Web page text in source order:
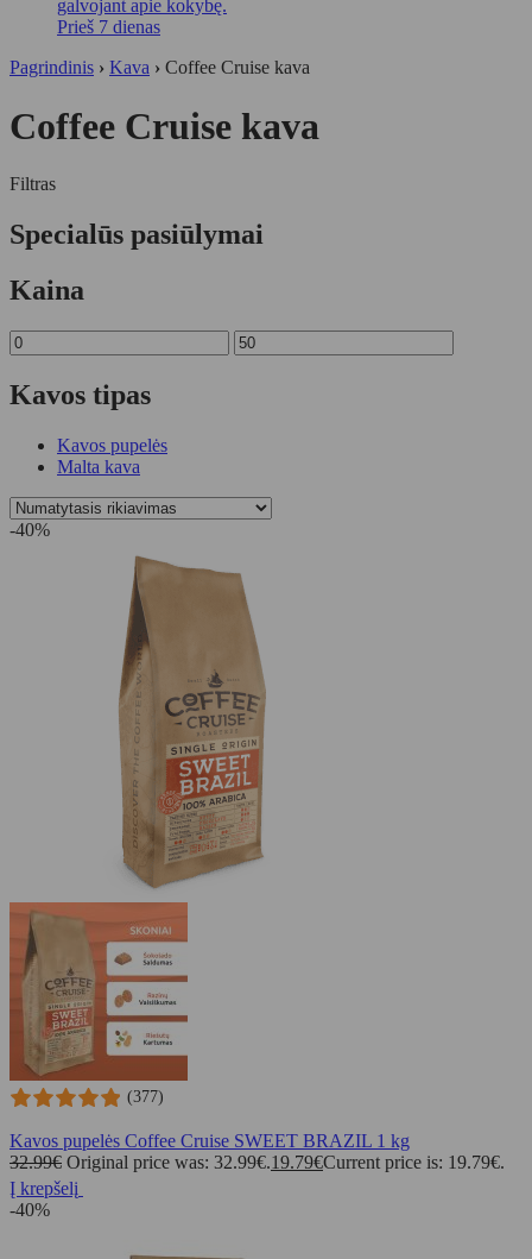
galvojant apie kokybę.
Prieš 7 dienas
Pagrindinis › Kava › Coffee Cruise kava
Coffee Cruise kava
Filtras
Specialūs pasiūlymai
Kaina
Kavos tipas
Kavos pupelės
Malta kava
-40%
(377)
Kavos pupelės Coffee Cruise SWEET BRAZIL 1 kg
32.99€ Original price was: 32.99€.19.79€Current price is: 19.79€.
Į krepšelį
-40%